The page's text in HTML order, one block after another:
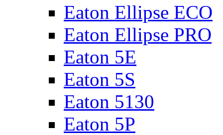
Eaton Ellipse ECO
Eaton Ellipse PRO
Eaton 5E
Eaton 5S
Eaton 5130
Eaton 5P